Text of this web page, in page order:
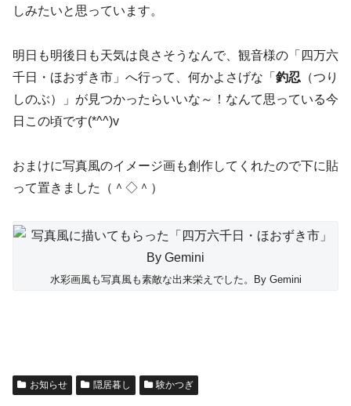
しみたいと思っています。
明日も明後日も天気は良さそうなんで、観音様の「四万六
千日・ほおずき市」へ行って、何かよさげな「 釣忍 （つり
しのぶ）」が見つかったらいいな～！なんて思っている今
日この頃です(*^^)v
おまけに写真風のイメージ画も創作してくれたので下に貼
って置きました（＾◇＾）
水彩画風も写真風も素敵な出来栄えでした。By Gemini
お知らせ 隠居暮し 験かつぎ